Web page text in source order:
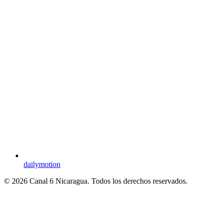
dailymotion
© 2026 Canal 6 Nicaragua. Todos los derechos reservados.